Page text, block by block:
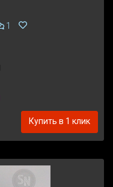
1
Купить в 1 клик